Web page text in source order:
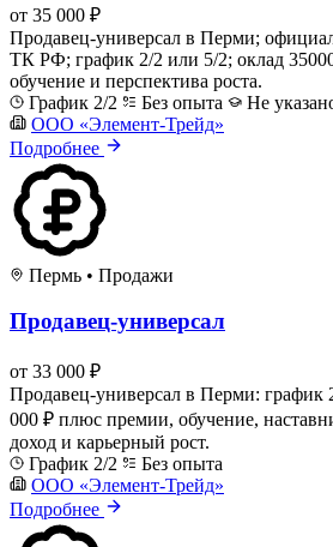
от 35 000 ₽
Продавец-универсал в Перми;
ТК РФ; график 2/2 или 5/2; оклад
обучение и перспектива роста.
График 2/2
Без опыта
Не
ООО «Элемент-Трейд»
Подробнее
Пермь • Продажи
Продавец-универсал
от 33 000 ₽
Продавец-универсал в Перми: график
000 ₽ плюс премии, обучение,
доход и карьерный рост.
График 2/2
Без опыта
ООО «Элемент-Трейд»
Подробнее